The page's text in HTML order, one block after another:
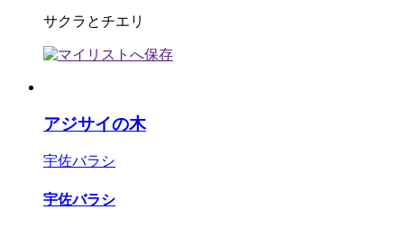
サクラとチエリ
アジサイの木
宇佐バラシ
宇佐バラシ